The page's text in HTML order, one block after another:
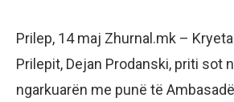
Prilep, 14 maj Zhurnal.mk –
Prilepit, Dejan Prodanski, priti sot
ngarkuarën me punë të